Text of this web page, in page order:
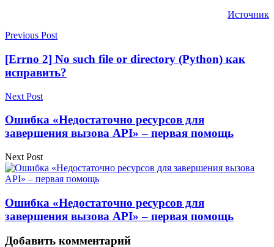
Источник
Previous Post
[Errno 2] No such file or directory (Python) как
исправить?
Next Post
Ошибка «Недостаточно ресурсов для
завершения вызова API» – первая помощь
Next Post
Ошибка «Недостаточно ресурсов для
завершения вызова API» – первая помощь
Добавить комментарий